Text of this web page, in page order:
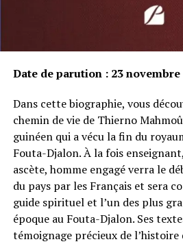
Date de parution : 23 novembre
Dans cette biographie, vous
chemin de vie de Thierno
guinéen qui a vécu la fin du
Fouta-Djalon. À la fois
ascète, homme engagé verra le
du pays par les Français et sera
guide spirituel et l’un des plus
époque au Fouta-Djalon. Ses
témoignage précieux de